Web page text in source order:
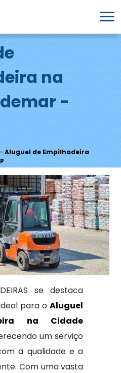
na
-
» Aluguel de Empilhadeira
se destaca
para oAluguel
na Cidade
um serviço
a qualidade e a
Com uma vasta